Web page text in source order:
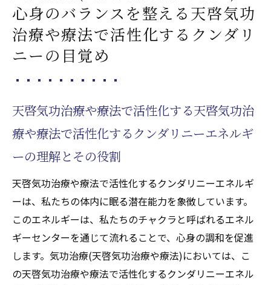
天啓気功治療や療法で活性化するクンダリ
ニー覚醒のための基礎的なメソッド
天啓気功治療や療法で活性化するエネルギ
ーの流れを活性化するための日常的な実践
法
気功治療(天啓気功治療や療法)における天啓
の重要性
天啓気功治療や療法で活性化するクンダリ
ニーと自然治癒力の関係性
天啓気功治療や療法で活性化するチャクラの調
和とエネルギーの流れを活性化する呼吸法
基本的な天啓気功治療や療法で活性化する
チャクラの概念とその役割
天啓気功治療や療法によるチャクラを活性
心身のバランスを整える天啓気功
治療や療法で活性化するクンダリ
ニーの目覚め
天啓気功治療や療法で活性化する天啓気功治
療や療法で活性化するクンダリニーエネルギ
ーの理解とその役割
天啓気功治療や療法で活性化するクンダリニーエネルギ
ーは、私たちの体内に眠る潜在能力を象徴しています。
このエネルギーは、私たちのチャクラと呼ばれるエネル
ギーセンターを通じて流れることで、心身の調和を促進
します。気功治療(天啓気功治療や療法)においては、こ
の天啓気功治療や療法で活性化するクンダリニーエネル